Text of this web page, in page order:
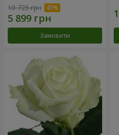
10 725 грн
Замовити